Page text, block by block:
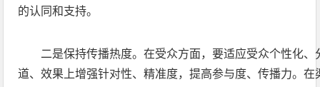
的认同和支持。
二是保持传播热度。在受众方面，要适应受众个性化
道、效果上增强针对性、精准度，提高参与度、传播力。